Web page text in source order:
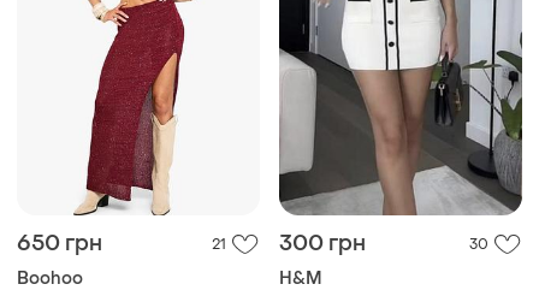
650 грн 21
Boohoo
300 грн 30
H&M